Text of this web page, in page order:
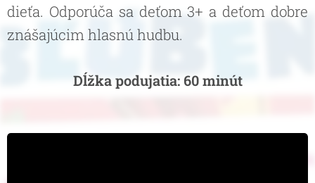
dieťa. Odporúča sa deťom 3+ a deťom dobre
znášajúcim hlasnú hudbu.
Dĺžka podujatia: 60 minút